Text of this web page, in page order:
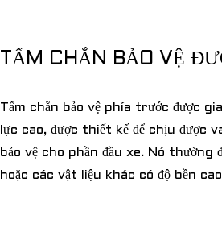
TẤM CHẮN BẢO VỆ
Tấm chắn bảo vệ phía trước được
lực cao, được thiết kế để chịu được
bảo vệ cho phần đầu xe. Nó thường
hoặc các vật liệu khác có độ bền